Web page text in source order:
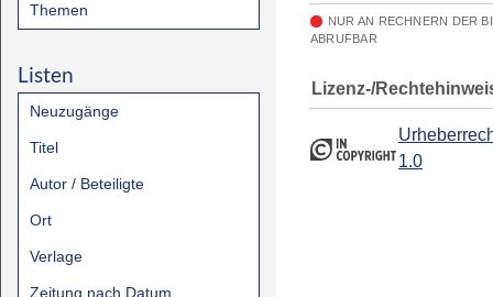
Themen
Listen
Neuzugänge
Titel
Autor / Beteiligte
Ort
Verlage
Zeitung nach Datum
NUR AN RECHNERN DER
ABRUFBAR
Lizenz-/
1.0